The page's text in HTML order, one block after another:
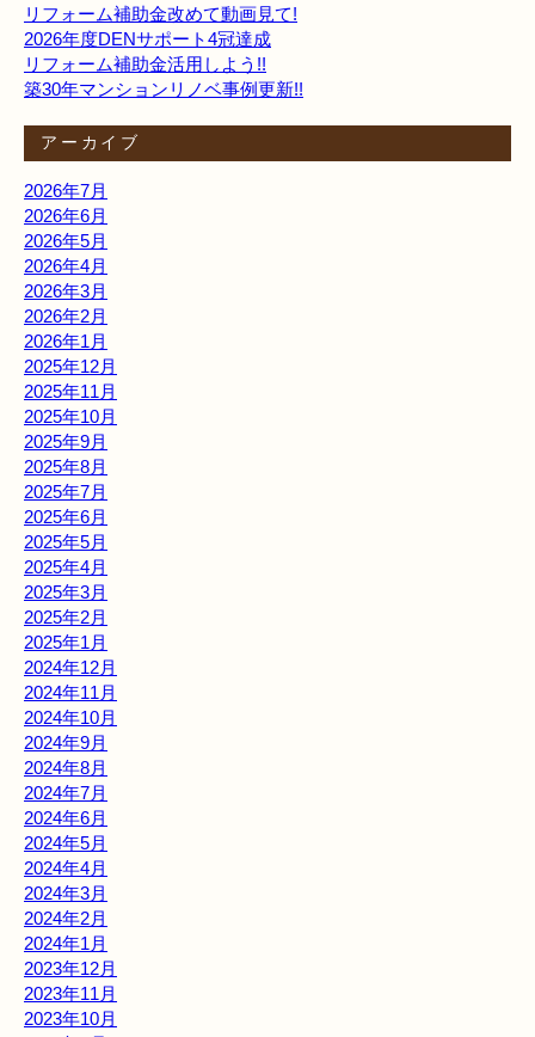
リフォーム補助金改めて動画見て!
2026年度DENサポート4冠達成
リフォーム補助金活用しよう!!
築30年マンションリノベ事例更新!!
アーカイブ
2026年7月
2026年6月
2026年5月
2026年4月
2026年3月
2026年2月
2026年1月
2025年12月
2025年11月
2025年10月
2025年9月
2025年8月
2025年7月
2025年6月
2025年5月
2025年4月
2025年3月
2025年2月
2025年1月
2024年12月
2024年11月
2024年10月
2024年9月
2024年8月
2024年7月
2024年6月
2024年5月
2024年4月
2024年3月
2024年2月
2024年1月
2023年12月
2023年11月
2023年10月